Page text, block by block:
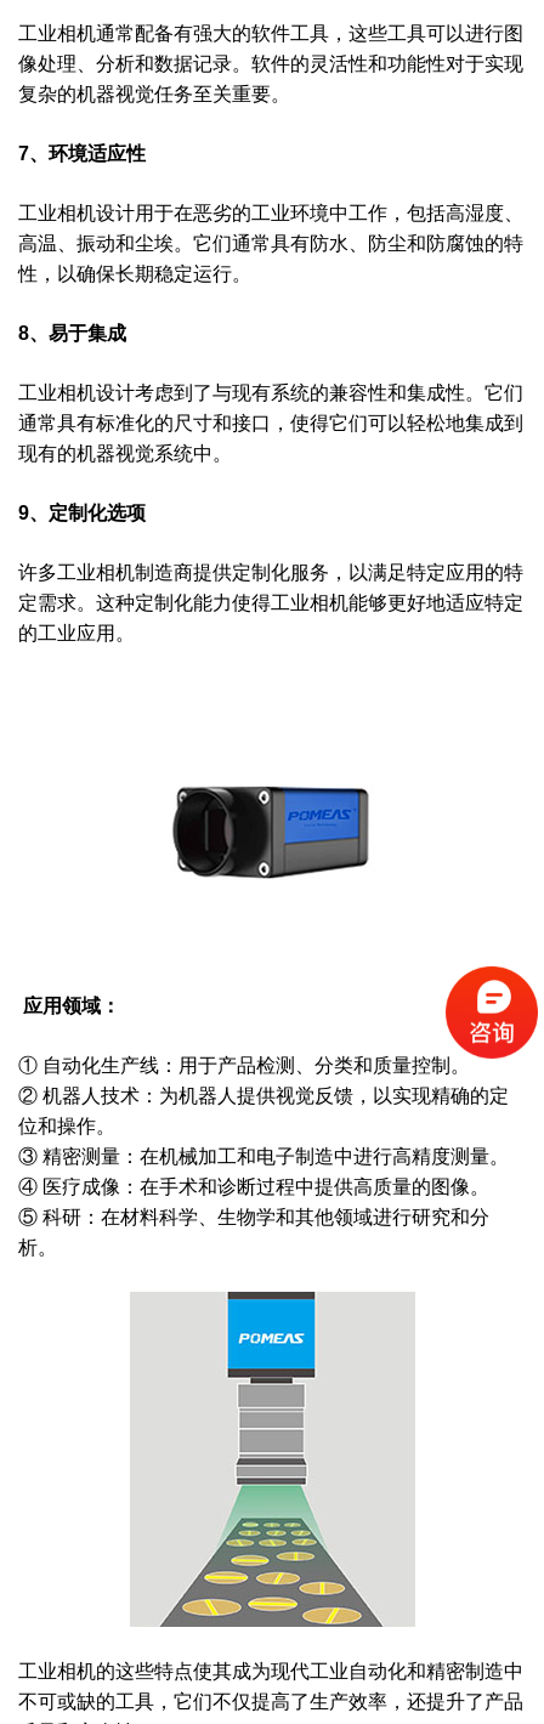
工业相机通常配备有强大的软件工具，这些工具可以进行图
像处理、分析和数据记录。软件的灵活性和功能性对于实现
复杂的机器视觉任务至关重要。
7、环境适应性
工业相机设计用于在恶劣的工业环境中工作，包括高湿度、
高温、振动和尘埃。它们通常具有防水、防尘和防腐蚀的特
性，以确保长期稳定运行。
8、易于集成
工业相机设计考虑到了与现有系统的兼容性和集成性。它们
通常具有标准化的尺寸和接口，使得它们可以轻松地集成到
现有的机器视觉系统中。
9、定制化选项
许多工业相机制造商提供定制化服务，以满足特定应用的特
定需求。这种定制化能力使得工业相机能够更好地适应特定
的工业应用。
应用领域：
① 自动化生产线：用于产品检测、分类和质量控制。
② 机器人技术：为机器人提供视觉反馈，以实现精确的定
位和操作。
③ 精密测量：在机械加工和电子制造中进行高精度测量。
④ 医疗成像：在手术和诊断过程中提供高质量的图像。
⑤ 科研：在材料科学、生物学和其他领域进行研究和分
析。
工业相机的这些特点使其成为现代工业自动化和精密制造中
不可或缺的工具，它们不仅提高了生产效率，还提升了产品